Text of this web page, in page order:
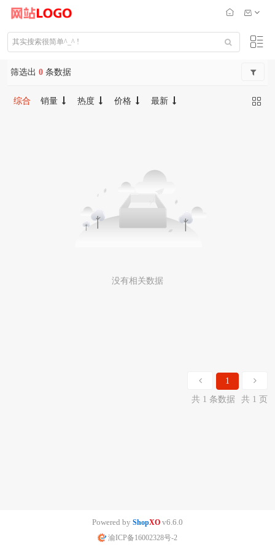
筛选出 0 条数据
综合 销量 热度 价格 最新
没有相关数据
1
共 1 条数据
共 1 页
Powered by ShopXO v6.6.0
渝ICP备16002328号-2